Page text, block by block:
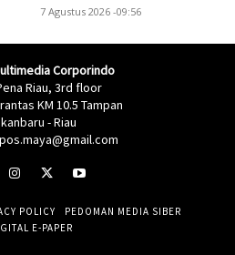
7 Agustus 2026 -09:56
Corporindo
Riau, 3rd floor
KM 10.5 Tampan
- Riau
POLICY
PEDOMAN MEDIA SIBER
E-PAPER